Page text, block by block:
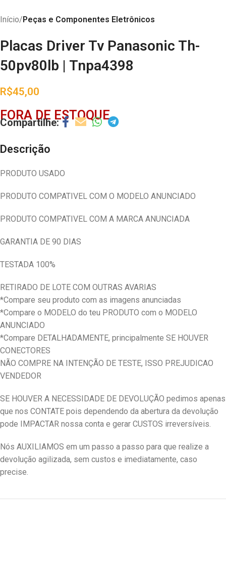
Início Peças e Componentes Eletrônicos
Placas Driver Tv Panasonic Th-
50pv80lb | Tnpa4398
R$45,00
FORA DE ESTOQUE
Descrição
PRODUTO USADO
PRODUTO COMPATIVEL COM O MODELO ANUNCIADO
PRODUTO COMPATIVEL COM A MARCA ANUNCIADA
GARANTIA DE 90 DIAS
TESTADA 100%
RETIRADO DE LOTE COM OUTRAS AVARIAS
*Compare seu produto com as imagens anunciadas
*Compare o MODELO do teu PRODUTO com o MODELO
ANUNCIADO
*Compare DETALHADAMENTE, principalmente SE HOUVER
CONECTORES
NÃO COMPRE NA INTENÇÃO DE TESTE, ISSO PREJUDICAO
VENDEDOR
SE HOUVER A NECESSIDADE DE DEVOLUÇÃO pedimos apenas
que nos CONTATE pois dependendo da abertura da devolução
pode IMPACTAR nossa conta e gerar CUSTOS irreversíveis.
Nós AUXILIAMOS em um passo a passo para que realize a
devolução agilizada, sem custos e imediatamente, caso
precise.